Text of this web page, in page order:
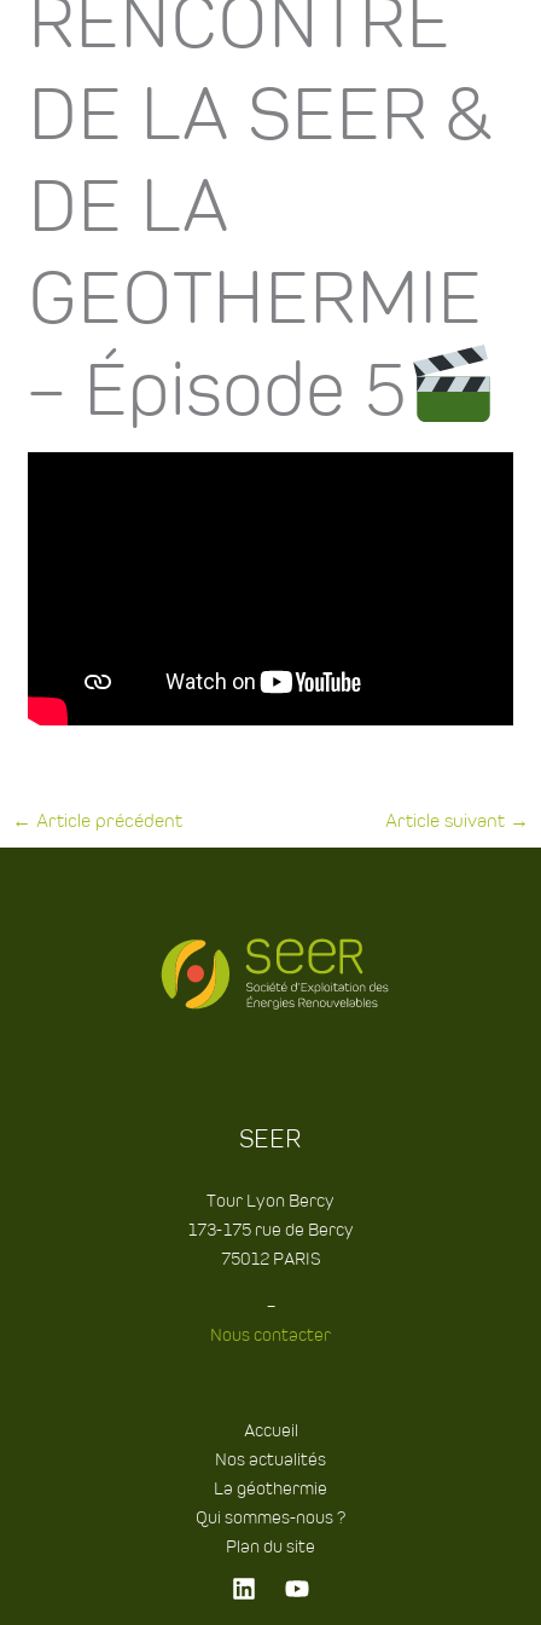
RENCONTRE
DE LA SEER &
DE LA
GEOTHERMIE
– Épisode 5
← Article précédent Article suivant →
SEER
Tour Lyon Bercy
173-175 rue de Bercy
75012 PARIS
–
Nous contacter
Accueil
Nos actualités
La géothermie
Qui sommes-nous ?
Plan du site